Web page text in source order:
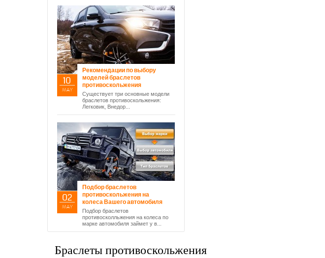
10
MAY
Рекомендации по выбору
моделей браслетов
противоскольжения
Существует три основные модели
браслетов противоскольжения:
Легковик, Внедор...
02
MAY
Подбор браслетов
противоскольжения на
колеса Вашего автомобиля
Подбор браслетов
противосколльжения на колеса по
марке автомобиля займет у в...
Браслеты противоскольжения